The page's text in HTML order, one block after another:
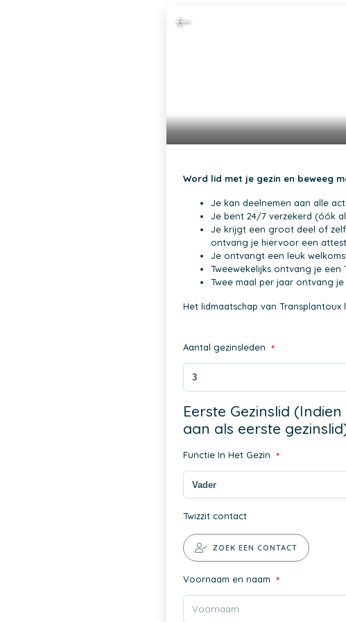
Word lid met je gezin en beweeg
Je kan deelnemen aan alle
Je bent 24/7 verzekerd (óók
Je krijgt een groot deel of
ontvang je hiervoor een
Je ontvangt een leuk
Tweewekelijks ontvang je
Twee maal per jaar ontvang
Het lidmaatschap van
Aantal gezinsleden *
Eerste Gezinslid
aan als eerste
Functie In Het Gezin *
Twizzit contact
ZOEK EEN CONTACT
Voornaam en naam *